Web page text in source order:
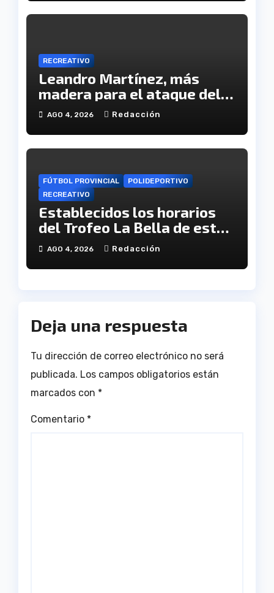
RECREATIVO
Leandro Martínez, más
madera para el ataque del
Decano
AGO 4, 2026 Redacción
FÚTBOL PROVINCIAL
POLIDEPORTIVO
RECREATIVO
Establecidos los horarios
del Trofeo La Bella de este
viernes
AGO 4, 2026 Redacción
Deja una respuesta
Tu dirección de correo electrónico no será
publicada. Los campos obligatorios están
marcados con *
Comentario *